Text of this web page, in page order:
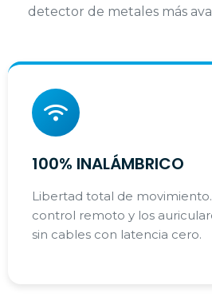
detector de metales más
100% INALÁMBRICO
Libertad total de
control remoto y los
sin cables con latencia cero.